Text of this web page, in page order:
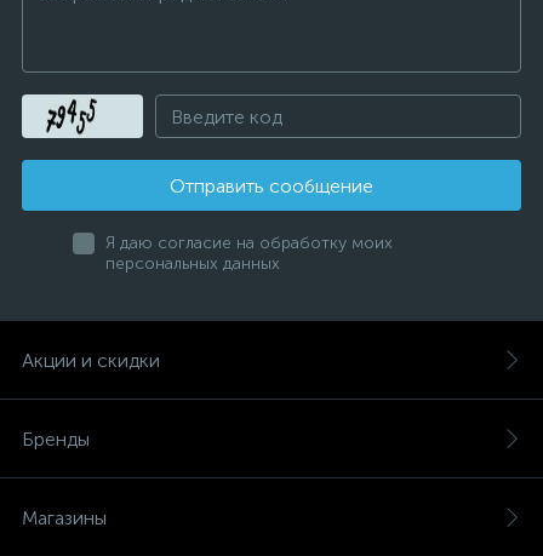
Отправить сообщение
Я даю согласие на обработку моих
персональных данных
Акции и скидки
Бренды
Магазины